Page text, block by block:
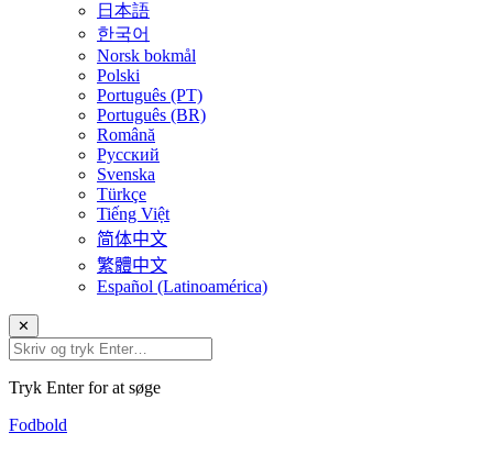
日本語
한국어
Norsk bokmål
Polski
Português (PT)
Português (BR)
Română
Русский
Svenska
Türkçe
Tiếng Việt
简体中文
繁體中文
Español (Latinoamérica)
✕
Tryk Enter for at søge
Fodbold